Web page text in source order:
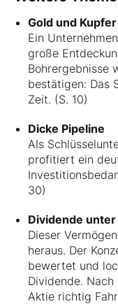
Gold und
Ein
große
Bohrergebnisse
bestätigen: Das
Zeit. (S. 10)
Dicke Pipeline
Als
profitiert ein
30)
Dividende
Dieser
heraus. Der
bewertet und
Dividende.
Aktie richtig